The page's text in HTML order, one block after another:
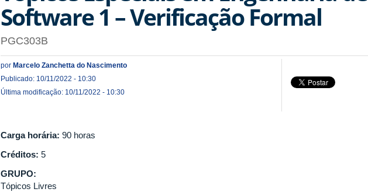
Software 1 – Verificação Formal
PGC303B
por Marcelo Zanchetta do Nascimento
Publicado: 10/11/2022 - 10:30
Última modificação: 10/11/2022 - 10:30
Carga horária: 90 horas
Créditos: 5
GRUPO:
Tópicos Livres